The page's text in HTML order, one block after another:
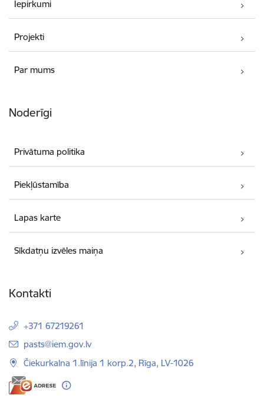
Iepirkumi
Projekti
Par mums
Noderīgi
Privātuma politika
Piekļūstamība
Lapas karte
Sīkdatņu izvēles maiņa
Kontakti
+371 67219261
E-pasts:
pasts@iem.gov.lv
Čiekurkalna 1.līnija 1 korp.2, Rīga, LV-1026